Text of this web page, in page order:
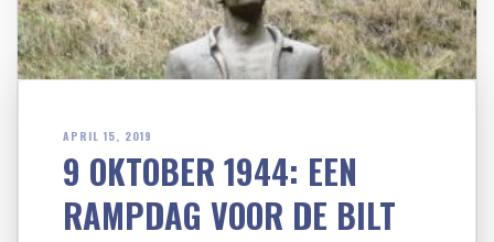
APRIL 15, 2019
9 OKTOBER 1944: EEN
RAMPDAG VOOR DE BILT